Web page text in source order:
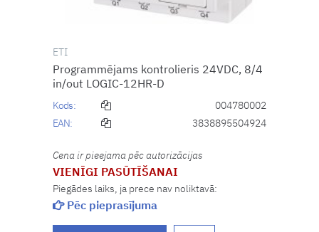
ETI
Programmējams kontrolieris 24VDC, 8/4
in/out LOGIC-12HR-D
Kods:
004780002
EAN:
3838895504924
Cena ir pieejama pēc autorizācijas
VIENĪGI PASŪTĪŠANAI
Piegādes laiks, ja prece nav noliktavā:
Pēc pieprasījuma